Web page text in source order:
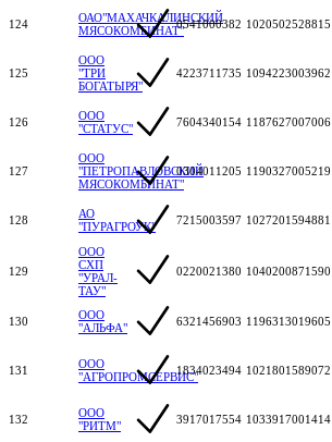
124
ОАО"МАХАЧКАЛИНСКИЙ
МЯСОКОМБИНАТ"0541000382 1020502528815
125
ООО
"ТРИ
БОГАТЫРЯ"
4223711735 1094223003962
126
ООО
"СТАТУС"
7604340154 1187627007006
127
ООО
"ПЕТРОПАВЛОВСКИЙ
МЯСОКОМБИНАТ"
0304011205 1190327005219
128
АО
"ПУРАГРОУК"
7215003597 1027201594881
129
ООО
СХП
"УРАЛ-
ТАУ"
0220021380 1040200871590
130
ООО
"АЛЬФА"
6321456903 1196313019605
131
ООО
"АГРОПРОМСЕРВИС"1834023494 1021801589072
132
ООО
"РИТМ"
3917017554 1033917001414